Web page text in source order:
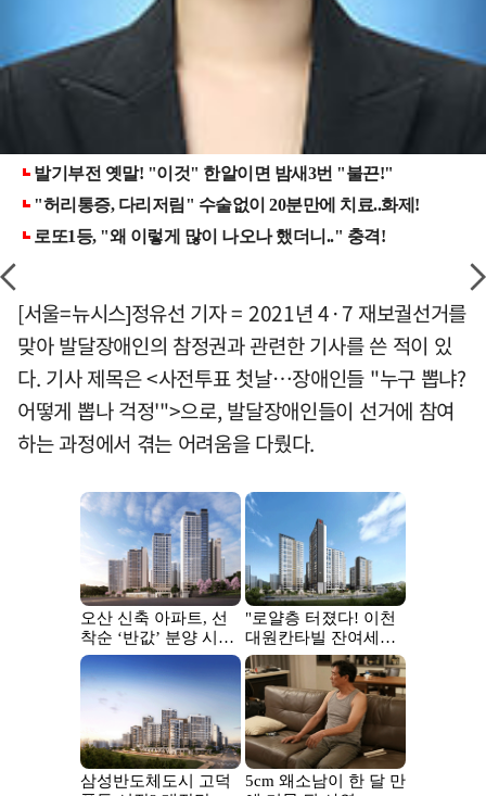
[서울=뉴시스]정유선 기자 = 2021년 4·7 재보궐선거를
맞아 발달장애인의 참정권과 관련한 기사를 쓴 적이 있
다. 기사 제목은 <사전투표 첫날…장애인들 "누구 뽑냐?
어떻게 뽑나 걱정'">으로, 발달장애인들이 선거에 참여
하는 과정에서 겪는 어려움을 다뤘다.